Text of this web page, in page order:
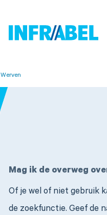
Home
Werven
Mag ik de overweg
Of je wel of niet gebruik
de zoekfunctie. Geef de